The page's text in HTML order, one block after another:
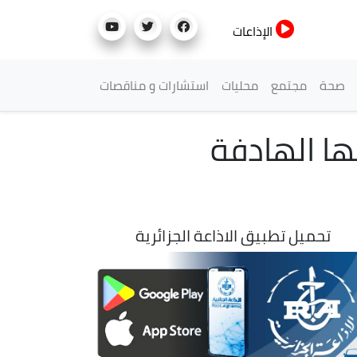
الإذاعات
صحة مجتمع محليات استشارات و مناقصات
الهادفة
تحميل تطبيق الاذاعة الجزائرية